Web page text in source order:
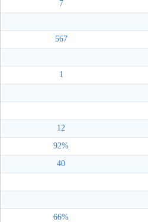
7
567
1
12
92%
40
66%